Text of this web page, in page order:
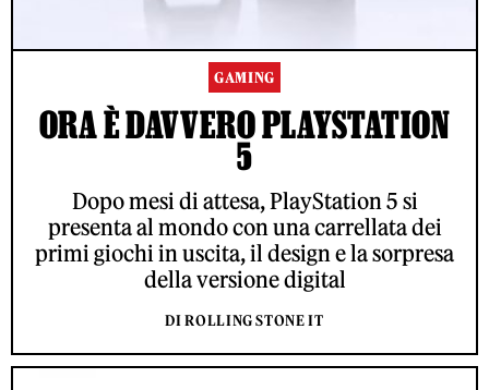
GAMING
ORA È DAVVERO PLAYSTATION
5
Dopo mesi di attesa, PlayStation 5 si
presenta al mondo con una carrellata dei
primi giochi in uscita, il design e la sorpresa
della versione digital
DI ROLLING STONE IT